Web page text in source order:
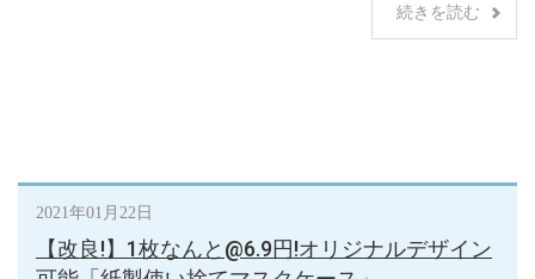
続きを読む
2021年01月22日
【改良!】1枚なんと@6.9円!オリジナルデザイン